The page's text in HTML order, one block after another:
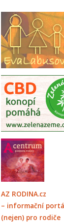
AZ RODINA.cz
– informační
(nejen) pro rodiče